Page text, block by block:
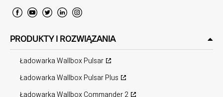
PRODUKTY I ROZWIĄZANIA
Ładowarka Wallbox Pulsar
Ładowarka Wallbox Pulsar Plus
Ładowarka Wallbox Commander 2